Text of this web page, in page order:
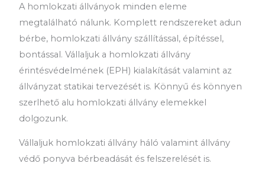
A homlokzati állványok minden eleme
megtalálható nálunk. Komplett rendszereket adun
bérbe, homlokzati állvány szállítással, építéssel,
bontással. Vállaljuk a homlokzati állvány
érintésvédelmének (EPH) kialakítását valamint az
állványzat statikai tervezését is. Könnyű és könnyen
szerlhető alu homlokzati állvány elemekkel
dolgozunk.
Vállaljuk homlokzati állvány háló valamint állvány
védő ponyva bérbeadását és felszerelését is.